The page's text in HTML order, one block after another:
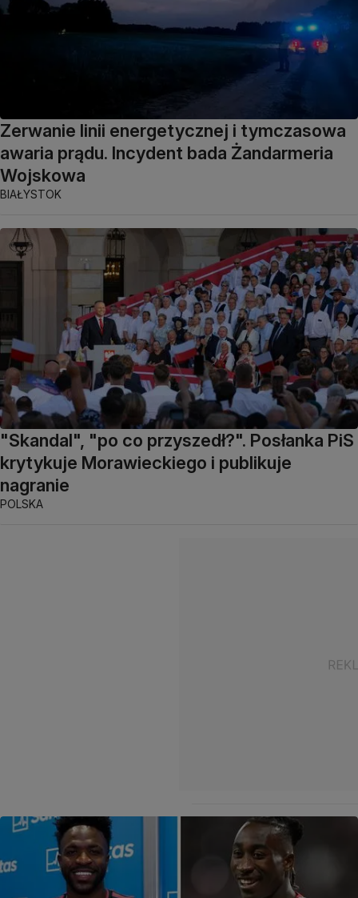
Zerwanie linii energetycznej i tymczasowa
awaria prądu. Incydent bada Żandarmeria
Wojskowa
BIAŁYSTOK
"Skandal", "po co przyszedł?". Posłanka PiS
krytykuje Morawieckiego i publikuje
nagranie
POLSKA